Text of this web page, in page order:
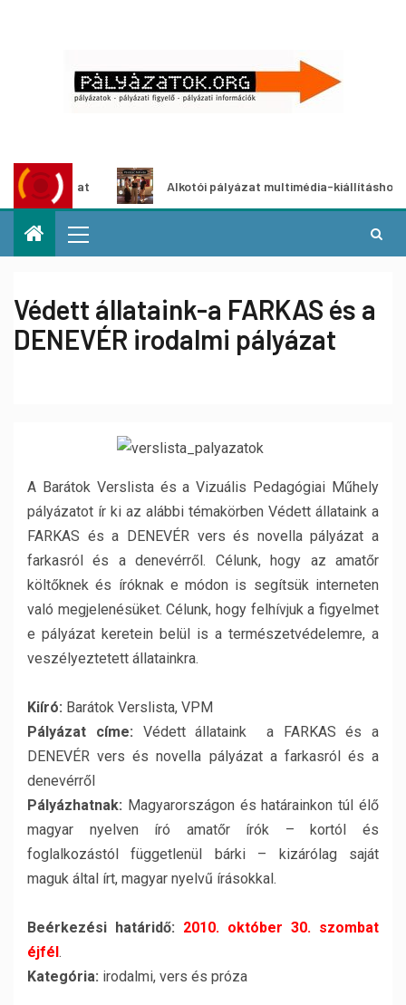
Alkotói pályázat multimédia-kiállításhoz
Védett állataink-a FARKAS és a
DENEVÉR irodalmi pályázat
A Barátok Verslista és a Vizuális Pedagógiai Műhely
pályázatot ír ki az alábbi témakörben Védett állataink a
FARKAS és a DENEVÉR vers és novella pályázat a
farkasról és a denevérről. Célunk, hogy az amatőr
költőknek és íróknak e módon is segítsük interneten
való megjelenésüket. Célunk, hogy felhívjuk a figyelmet
e pályázat keretein belül is a természetvédelemre, a
veszélyeztetett állatainkra.
Kiíró: Barátok Verslista, VPM
Pályázat címe: Védett állataink a FARKAS és a
DENEVÉR vers és novella pályázat a farkasról és a
denevérről
Pályázhatnak: Magyarországon és határainkon túl élő
magyar nyelven író amatőr írók – kortól és
foglalkozástól függetlenül bárki – kizárólag saját
maguk által írt, magyar nyelvű írásokkal.
Beérkezési határidő: 2010. október 30. szombat
éjfél.
Kategória: irodalmi, vers és próza